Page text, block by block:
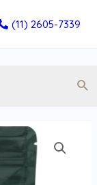
(11) 2605-7339